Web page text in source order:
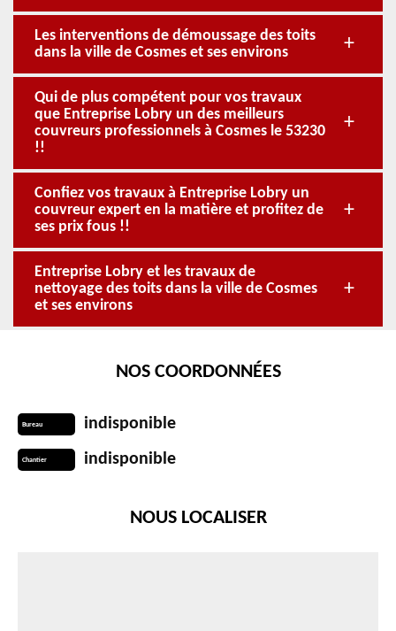
Les interventions de démoussage des toits
dans la ville de Cosmes et ses environs
Qui de plus compétent pour vos travaux
que Entreprise Lobry un des meilleurs
couvreurs professionnels à Cosmes le 53230
!!
Confiez vos travaux à Entreprise Lobry un
couvreur expert en la matière et profitez de
ses prix fous !!
Entreprise Lobry et les travaux de
nettoyage des toits dans la ville de Cosmes
et ses environs
NOS COORDONNÉES
Bureau indisponible
Chantier indisponible
NOUS LOCALISER